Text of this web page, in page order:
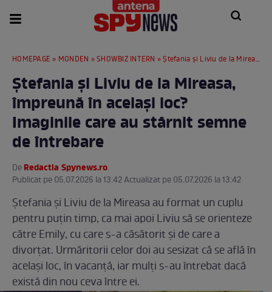
HOMEPAGE » MONDEN »SHOWBIZ INTERN » Ștefania și Liviu de la Mireasa, împreună în același loc? Imaginile care au stârnit semne de întrebare
Ștefania și Liviu de la Mireasa,
împreună în același loc?
Imaginile care au stârnit semne
de întrebare
DeRedactia Spynews.ro.
Publicat pe 05.07.2026 la 13:42 Actualizat pe 05.07.2026 la 13:42
Ștefania și Liviu de la Mireasa au format un cuplu
pentru puțin timp, ca mai apoi Liviu să se orienteze
către Emily, cu care s-a căsătorit și de care a
divorțat. Urmăritorii celor doi au sesizat că se află în
același loc, în vacanță, iar mulți s-au întrebat dacă
există din nou ceva între ei.